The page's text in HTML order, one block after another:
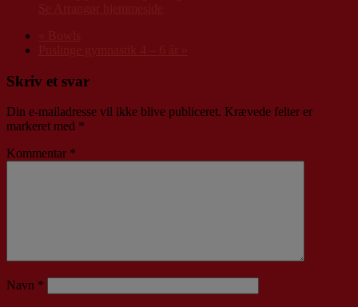
Skriv et svar
Din e-mailadresse vil ikke blive publiceret. Krævede felter er
markeret med *
Kommentar *
Navn *